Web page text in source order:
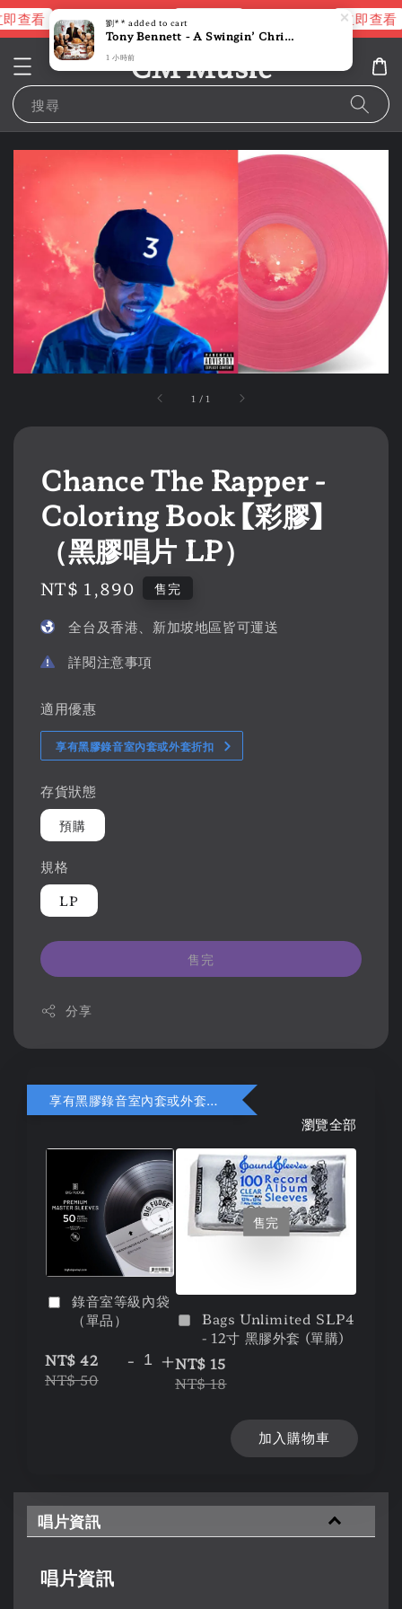
查看 進擊的巨人片頭曲 立即查看 立即查看
CM Music
搜尋
1 /1
Chance The Rapper -
Coloring Book 【彩膠】
（黑膠唱片 LP）
Regular
NT$ 1,890 售完
全台及香港、新加坡地區皆可運送
詳閱注意事項
適用優惠
享有黑膠錄音室內套或外套折扣
存貨狀態
預購
規格
LP
售完
分享
享有黑膠錄音室內套或外套折扣
瀏覽全部
錄音室等級內袋
（單品）
NT$ 42
NT$ 50
- +
售完
Bags Unlimited SLP4
- 12寸 黑膠外套 (單購)
NT$ 15
NT$ 18
加入購物車
唱片資訊
唱片資訊
劉** added to cart
Tony Bennett - A Swingin’ Christmas Featuring The Count Basie Big Band 【】 (黑膠唱片 LP)
1 小時前